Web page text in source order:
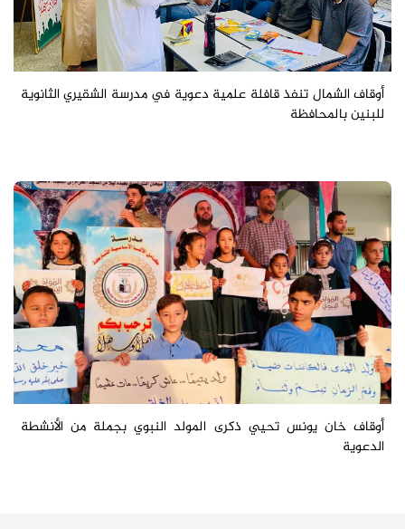
أوقاف الشمال تنفذ قافلة علمية دعوية في مدرسة الشقيري الثانوية
للبنين بالمحافظة
أوقاف خان يونس تحيي ذكرى المولد النبوي بجملة من الأنشطة
الدعوية